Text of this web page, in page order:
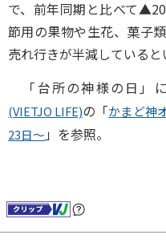
で、前年同期と比べて
節用の果物や生花、菓子
売れ行きが半減していると
「台所の神様の日」に
(VIETJO LIFE)の「かまど神
23日～ 」を参照。